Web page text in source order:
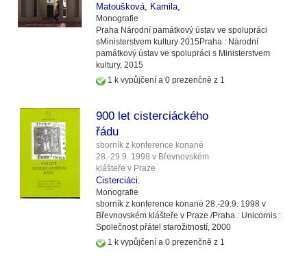
Matoušková, Kamila,
Monografie
Praha Národní památkový ústav ve spolupráci
sMinisterstvem kultury 2015 Praha : Národní
památkový ústav ve spolupráci s Ministerstvem
kultury, 2015
1 k vypůjčení a 0 prezenčně z 1
900 let cisterciáckého
řádu
sborník z konference konané
28.-29.9. 1998 v Břevnovském
klášteře v Praze
Cisterciáci.
Monografie
sborník z konference konané 28.-29.9. 1998 v
Břevnovském klášteře v Praze /Praha : Unicornis :
Společnost přátel starožitností, 2000
1 k vypůjčení a 0 prezenčně z 1